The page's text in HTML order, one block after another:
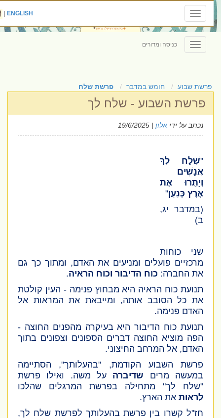
Toggle
navigation
ENGLISH
|
Toggle
navigation
כניסה ומדורים
פרשת שבוע חומש במדבר פרשת שלח
פרשת השבוע - שלח לך
נכתב על ידיאלון| 19/6/2025
שְׁלַח לְךָ
אֲנָשִׁים
וְיָתֻרוּ אֶת
אֶרֶץ כְּנַעַן"
(במדבר יג,
ב)
שני כוחות
מרכזיים פועלים ומניעים את האדם, ומתוך כך גם
את החברה:כוח הדיבור וכוח הראיה.
תנועת כוח הראיה היא מבחוץ פנימה - העין קולטת
את כל הסובב אותה, ומייבאת את המראות אל
האדם פנימה.
תנועת כוח הדיבור היא בעיקרה מהפנים החוצה -
הפה מוציא החוצה דברים הספונים וצפונים בתוך
האדם, אל המרחב החיצוני.
פרשת השבוע הקודמת, "בהעלותך", הסתיימה
במעשה מריםשדיברהעל משה. ואילו פרשת
"שלח לך" מתחילה בפרשת המרגלים שהלכו
לראותאת הארץ.
חז"ל קשרו בין פרשת בהעלותך לפרשת שלח לך,